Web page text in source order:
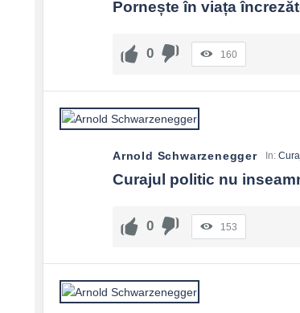
Pornește în viața
0 160
Arnold Schwarzenegger In:
Curajul politic nu
0 153